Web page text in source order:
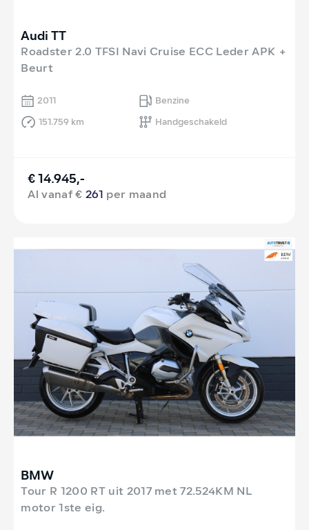
Audi TT
Roadster 2.0 TFSI Navi Cruise ECC Leder APK +
Beurt
2011
Benzine
151.759 km
Handgeschakeld
€ 14.945,-
Al vanaf €261 per maand
BMW
Tour R 1200 RT uit 2017 met 72.524KM NL
motor 1ste eig.